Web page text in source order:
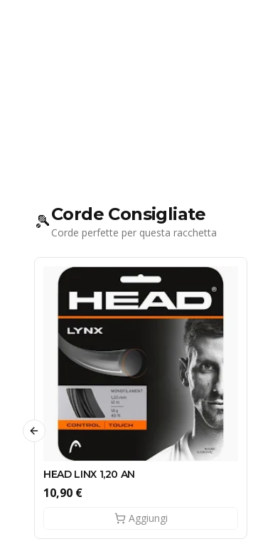
🎾Corde Consigliate
Corde perfette per questa racchetta
HEAD LINX 1,20 AN
10,90 €
Aggiungi
Previous slide